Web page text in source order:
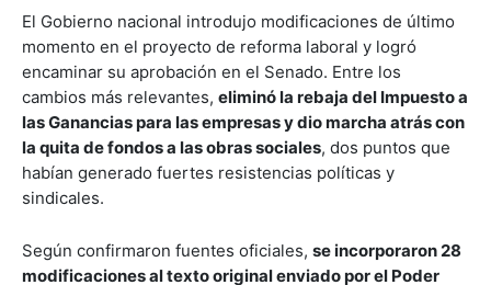
El Gobierno nacional introdujo modificaciones de último
momento en el proyecto de reforma laboral y logró
encaminar su aprobación en el Senado. Entre los
cambios más relevantes, eliminó la rebaja del Impuesto a
las Ganancias para las empresas y dio marcha atrás con
la quita de fondos a las obras sociales, dos puntos que
habían generado fuertes resistencias políticas y
sindicales.
Según confirmaron fuentes oficiales, se incorporaron 28
modificaciones al texto original enviado por el Poder